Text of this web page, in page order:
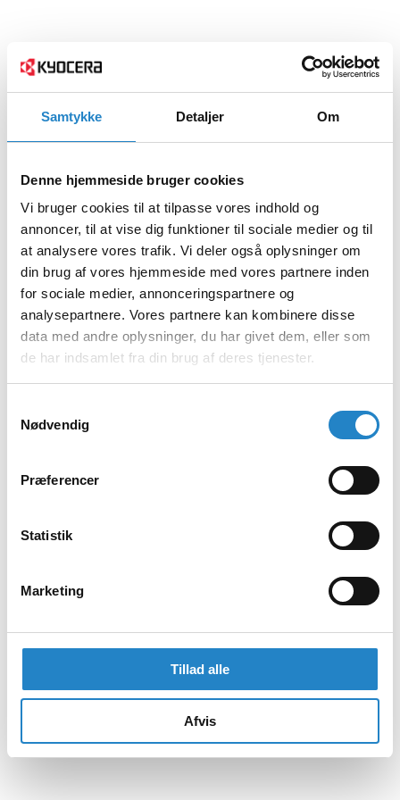
Samtykke Detaljer Om
Denne hjemmeside bruger cookies
Vi bruger cookies til at tilpasse vores indhold og
annoncer, til at vise dig funktioner til sociale medier og til
at analysere vores trafik. Vi deler også oplysninger om
din brug af vores hjemmeside med vores partnere inden
for sociale medier, annonceringspartnere og
analysepartnere. Vores partnere kan kombinere disse
data med andre oplysninger, du har givet dem, eller som
de har indsamlet fra din brug af deres tjenester.
Nødvendig
Præferencer
Statistik
Marketing
Tillad alle
Afvis